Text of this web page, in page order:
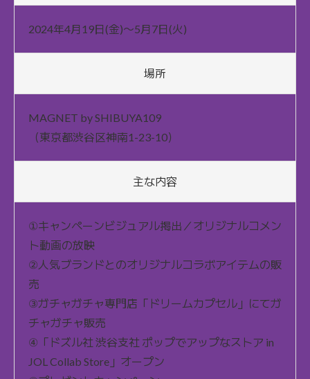
2024年4月19日(金)〜5月7日(火)
場所
MAGNET by SHIBUYA109
（東京都渋谷区神南1-23-10）
主な内容
①キャンペーンビジュアル掲出／オリジナルコメン
ト動画の放映
②人気ブランドとのオリジナルコラボアイテムの販
売
③ガチャガチャ専門店「ドリームカプセル」にてガ
チャガチャ販売
④「ドズル社 渋谷支社 ポップでアップなストア in
JOL Collab Store」オープン